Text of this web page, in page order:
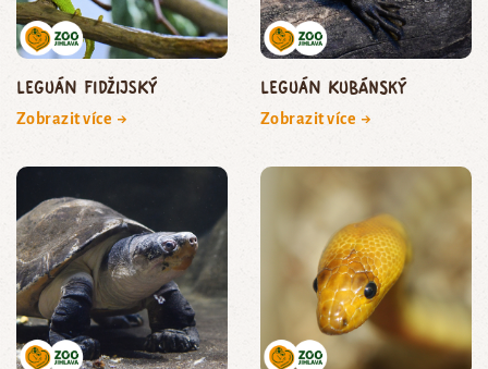
leguán fidžijský
Zobrazit více →
leguán kubánský
Zobrazit více →